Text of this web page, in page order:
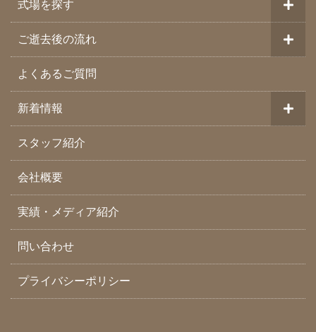
式場を探す
ご逝去後の流れ
よくあるご質問
新着情報
スタッフ紹介
会社概要
実績・メディア紹介
問い合わせ
プライバシーポリシー